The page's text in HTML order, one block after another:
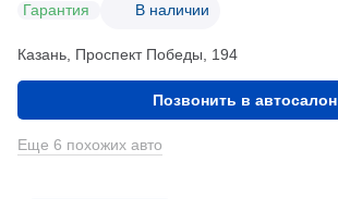
Гарантия В наличии
Казань, Проспект Победы, 194
Позвонить в автосалон
Еще 6 похожих авто